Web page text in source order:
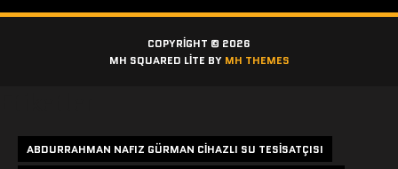
COPYRIGHT © 2026
MH SQUARED LITE BY MH THEMES
ABDURRAHMAN NAFIZ GÜRMAN CIHAZLI SU TESISATÇISI